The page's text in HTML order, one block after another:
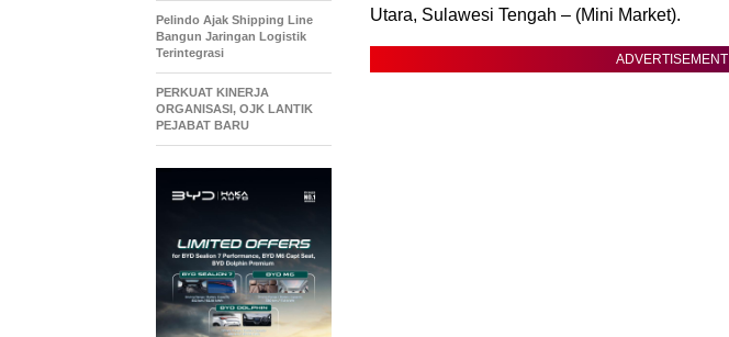
Utara, Sulawesi Tengah – (Mini Market).
ADVERTISEMENT
Pelindo Ajak Shipping Line
Bangun Jaringan Logistik
Terintegrasi
PERKUAT KINERJA
ORGANISASI, OJK LANTIK
PEJABAT BARU